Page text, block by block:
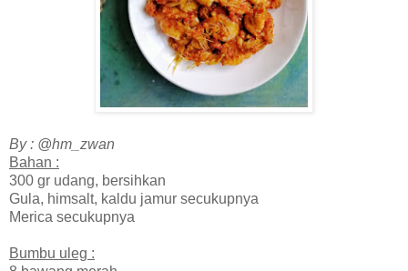
By : @hm_zwan
Bahan :
300 gr udang, bersihkan
Gula, himsalt, kaldu jamur secukupnya
Merica secukupnya
Bumbu uleg :